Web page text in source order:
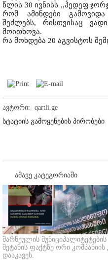
წლის 30 ივნისს ,,ჰედეფ
რომ ამინდები
შეძლებს, რისთვისაც
მოითხოვა.
რა მოხდება 20 აგვისტოს
ავტორი:
qartli.ge
სტატიის გამოყენების პირობები
ამავე კატეგორიაში
მარნეულის
შეტანის ფაქტზე ორი
დააკავეს.